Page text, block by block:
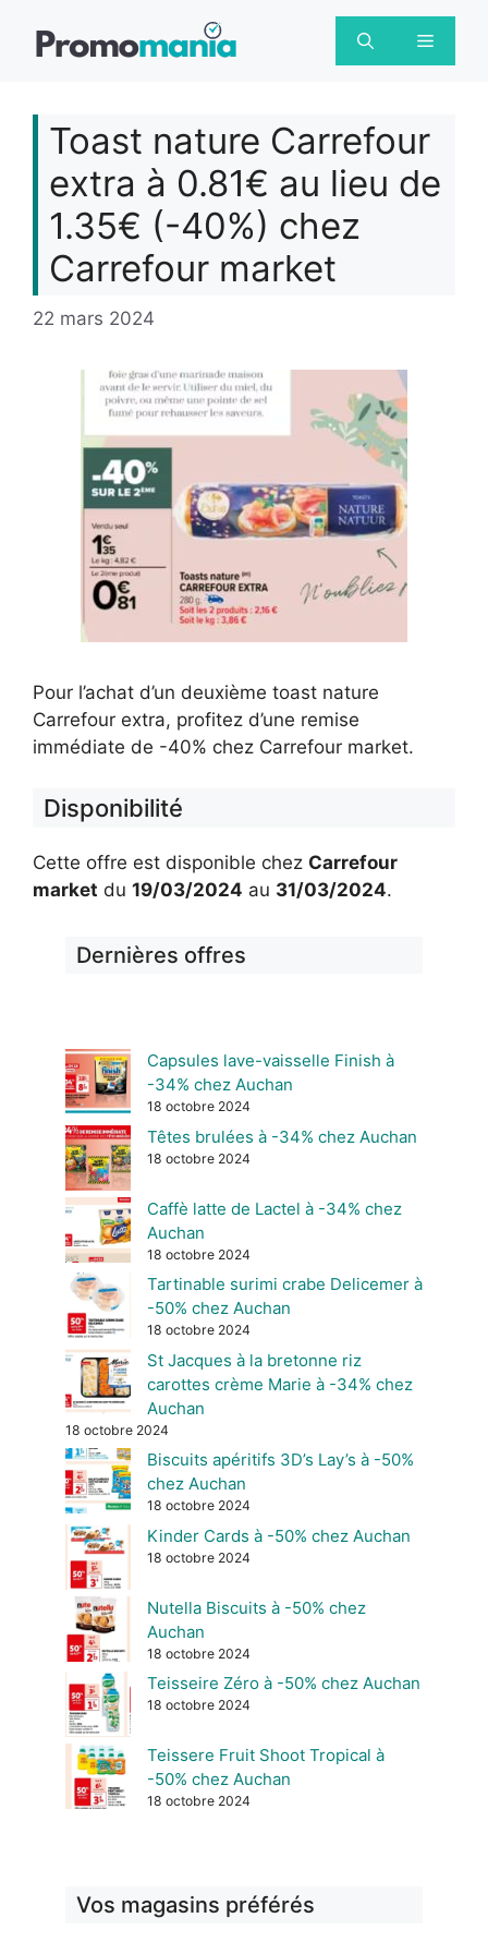
Menu
Toast nature Carrefour
extra à 0.81€ au lieu de
1.35€ (-40%) chez
Carrefour market
22 mars 2024
Pour l’achat d’un deuxième toast nature
Carrefour extra, profitez d’une remise
immédiate de -40% chez Carrefour market.
Disponibilité
Cette offre est disponible chez Carrefour
market du 19/03/2024 au 31/03/2024.
Dernières offres
Capsules lave-vaisselle Finish à
-34% chez Auchan
18 octobre 2024
Têtes brulées à -34% chez Auchan
18 octobre 2024
Caffè latte de Lactel à -34% chez
Auchan
18 octobre 2024
Tartinable surimi crabe Delicemer à
-50% chez Auchan
18 octobre 2024
St Jacques à la bretonne riz
carottes crème Marie à -34% chez
Auchan
18 octobre 2024
Biscuits apéritifs 3D’s Lay’s à -50%
chez Auchan
18 octobre 2024
Kinder Cards à -50% chez Auchan
18 octobre 2024
Nutella Biscuits à -50% chez
Auchan
18 octobre 2024
Teisseire Zéro à -50% chez Auchan
18 octobre 2024
Teissere Fruit Shoot Tropical à
-50% chez Auchan
18 octobre 2024
Vos magasins préférés